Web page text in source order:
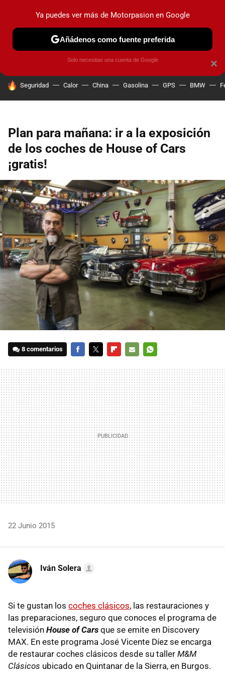
PRUEBAS COCHES ELÉCTRICOS OBSERVATORIO
HOY SE HABLA DE
Seguridad Calor China Gasolina GPS BMW
Plan para mañana: ir a la exposición
de los coches de House of Cars
¡gratis!
8 comentarios
MAIL
22 Junio 2015
Iván Solera
Si te gustan los coches clásicos, las restauraciones y
las preparaciones, seguro que conoces el programa de
televisión House of Cars que se emite en Discovery
MAX. En este programa José Vicente Díez se encarga
de restaurar coches clásicos desde su taller M&M
Clásicos ubicado en Quintanar de la Sierra, en Burgos.
×
Ya puedes ver más de Motorpasion en Google
Añádenos como fuente preferida
Solo necesitas una cuenta de Google